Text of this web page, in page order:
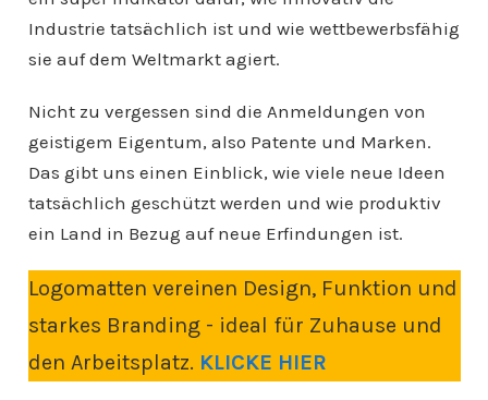
Industrie tatsächlich ist und wie wettbewerbsfähig
sie auf dem Weltmarkt agiert.
Nicht zu vergessen sind die Anmeldungen von
geistigem Eigentum, also Patente und Marken.
Das gibt uns einen Einblick, wie viele neue Ideen
tatsächlich geschützt werden und wie produktiv
ein Land in Bezug auf neue Erfindungen ist.
Logomatten vereinen Design, Funktion und
starkes Branding - ideal für Zuhause und
den Arbeitsplatz. KLICKE HIER